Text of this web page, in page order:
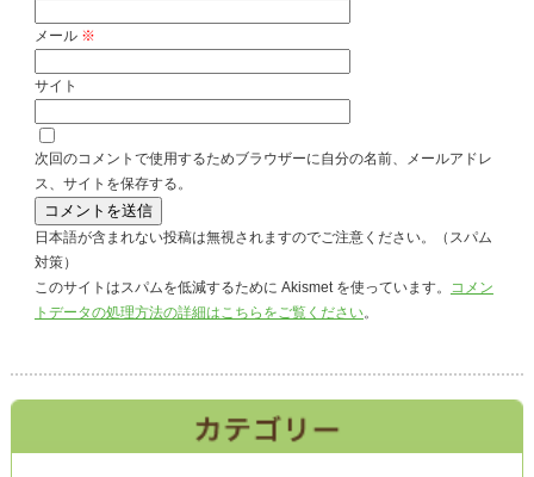
メール ※
サイト
次回のコメントで使用するためブラウザーに自分の名前、メールアドレ
ス、サイトを保存する。
日本語が含まれない投稿は無視されますのでご注意ください。（スパム
対策）
このサイトはスパムを低減するために Akismet を使っています。 コメン
トデータの処理方法の詳細はこちらをご覧ください。